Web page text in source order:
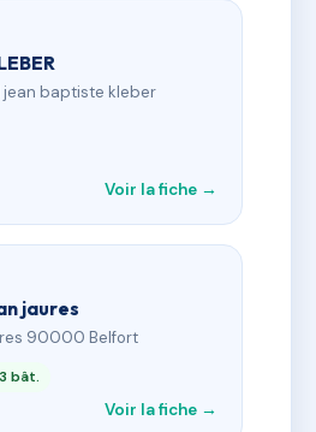
jean baptiste kleber
Voir la fiche →
jaures
90000 Belfort
bât.
Voir la fiche →